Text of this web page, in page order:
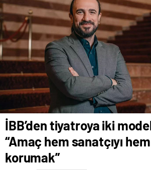
İBB’den tiyatroya iki
“Amaç hem sanatçıyı
korumak”